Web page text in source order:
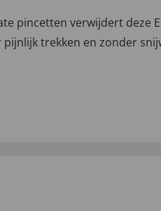
pincetten verwijdert deze
pijnlijk trekken en zonder